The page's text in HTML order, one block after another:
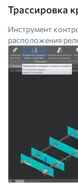
Трассировка
Инструмент
расположения